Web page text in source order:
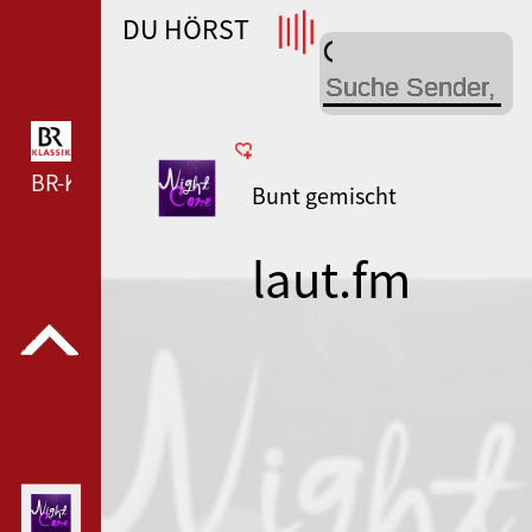
WDR 4 --- WDR 4 ---
BR-KLASSIK --- BR-KLASSIK ---
DU HÖRST
Bunt gemischt
laut.fm